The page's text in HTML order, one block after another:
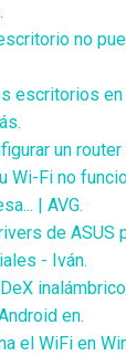
no
escritorios
un router
Wi-Fi no
| AVG.
de ASUS
- Iván.
en.
el WiFi en